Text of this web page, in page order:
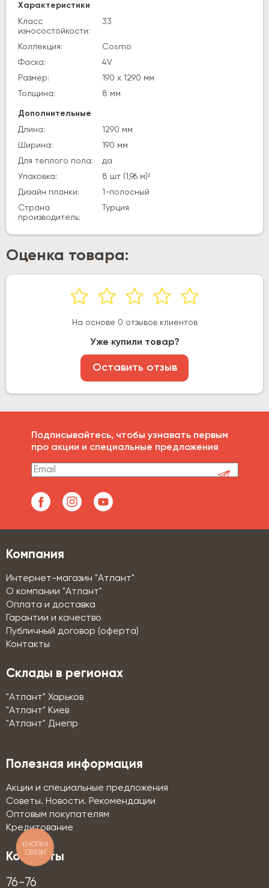
Характеристики
Класс
износостойкости:
33
Коллекция:
Cosmo
Фаска:
4V
Размер:
190 х 1290 мм
Толщина:
8 мм
Дополнительные
Длина:
1290 мм
Ширина:
190 мм
Для теплого пола:
да
Упаковка:
8 шт (1,96 м)²
Дизайн планки:
1-полосный
Страна
производитель:
Турция
Оценка товара:
На основе 0 отзывов клиентов
Уже купили товар?
Оставить отзыв
Подписывайтесь, чтобы узнавать первым
про акции и специальные предложения
Компания
Интернет-магазин "Атлант"
О компании "Атлант"
Оплата и доставка
Гарантии и качество
Публичный договор (оферта)
Контакты
Склады в регионах
"Атлант" Харьков
"Атлант" Киев
"Атлант" Днепр
Полезная информация
Акции и специальные предложения
Советы. Новости. Рекомендации
Оптовым покупателям
Кредитование
Контакты
76-76
КНОПКА
СВЯЗИ